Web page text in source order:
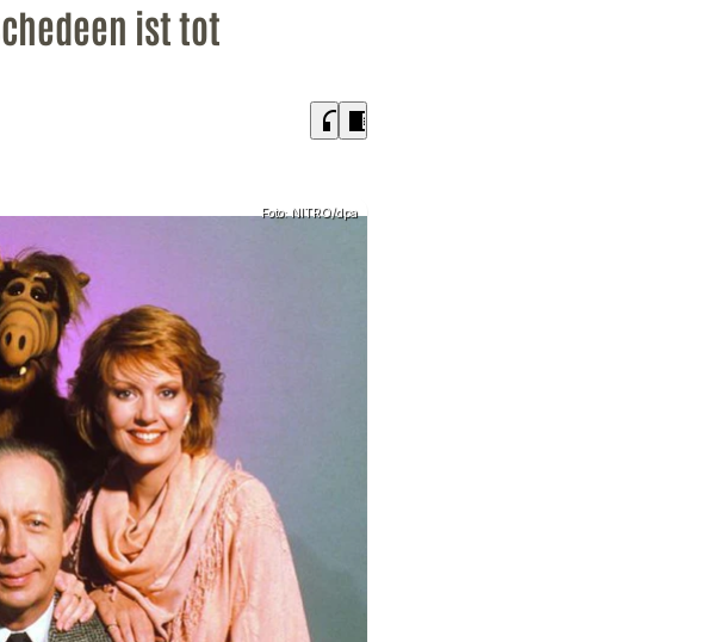
ist tot
headphones chrome_reader_mode
Foto: NITRO/dpa